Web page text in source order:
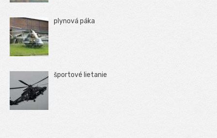
plynová páka
športové lietanie